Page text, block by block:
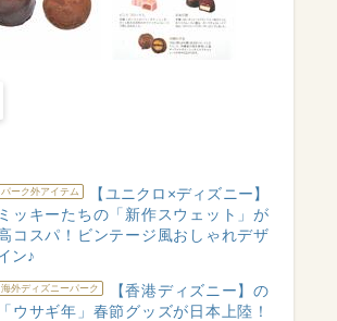
パーク外アイテム
【ユニクロ×ディズニー】
ミッキーたちの「新作スウェット」が
コスパ！ビンテージ風おしゃれデザ
ン♪
海外ディズニーパーク
【香港ディズニー】の
「ウサギ年」春節グッズが日本上陸！